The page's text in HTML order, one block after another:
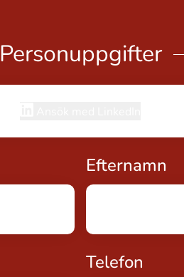
Personuppgifter
Efternamn
Telefon